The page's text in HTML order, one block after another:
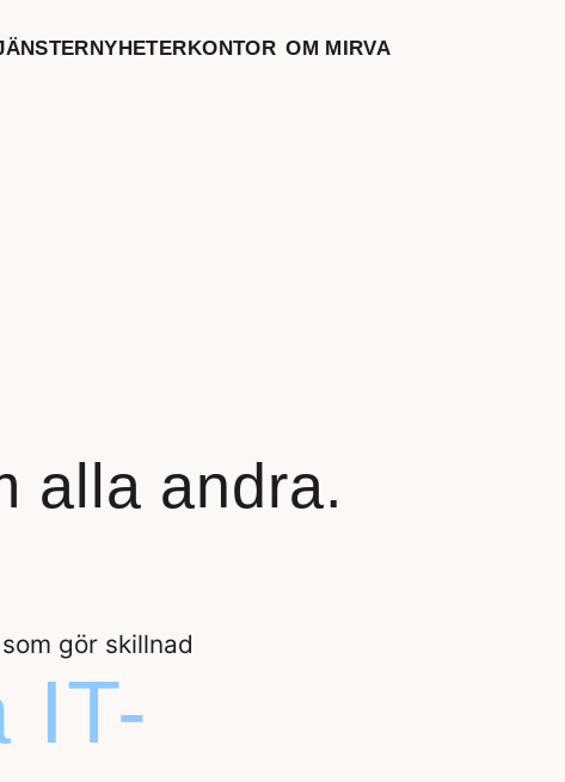
NYHETERKONTOR OM MIRVA
alla andra.
gör skillnad
IT-